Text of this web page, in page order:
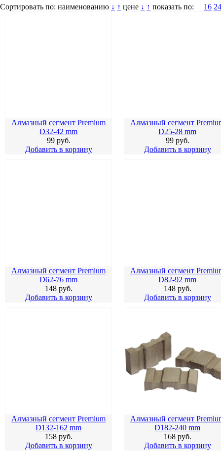
Сортировать по: наименованию ↓ ↑ цене ↓ ↑ показать по: 16 24
Алмазный сегмент Premium
D32-42 mm
99руб.
Добавить в корзину
Алмазный сегмент
D25-28 mm
99руб.
Добавить в корзину
Алмазный сегмент Premium
D62-76 mm
148руб.
Добавить в корзину
Алмазный сегмент
D82-92 mm
148руб.
Добавить в корзину
Алмазный сегмент Premium
D132-162 mm
158руб.
Добавить в корзину
Алмазный сегмент
D182-240 mm
168руб.
Добавить в корзину